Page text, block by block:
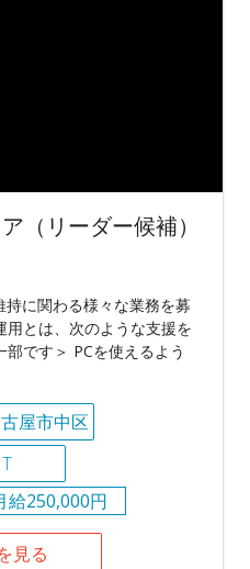
（リーダー候補）
に関わる様々な業務を募
とは、次のような支援を
です＞ PCを使えるよう
屋市中区
IT
給250,000円
見る